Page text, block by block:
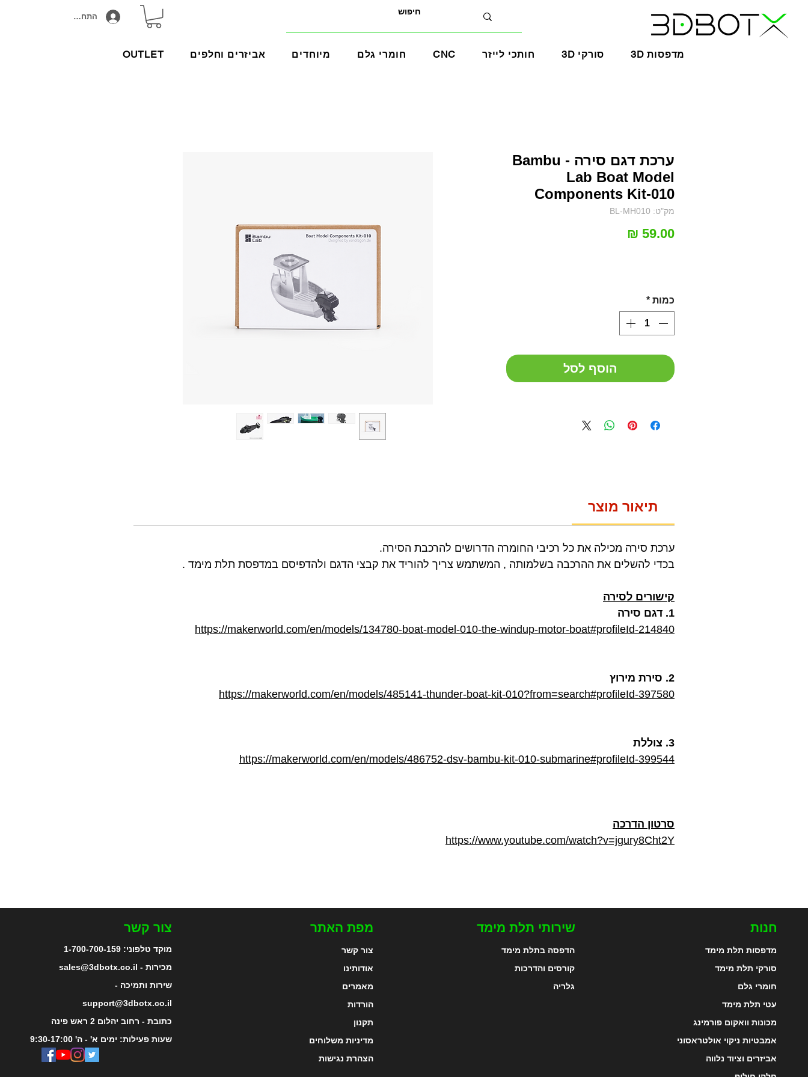
התחבר/הירשם
OUTLET אביזרים וחלפים מיוחדים חומרי גלם CNC חותכי לייזר 3D סורקי 3D מדפסות
ערכת דגם סירה - Bambu
Lab Boat Model
Components Kit-010
מק"ט: BL-MH010
כמות *
הוסף לסל
תיאור מוצר
ערכת סירה מכילה את כל רכיבי החומרה הדרושים להרכבת הסירה.
בכדי להשלים את ההרכבה בשלמותה , המשתמש צריך להוריד את קבצי הדגם ולהדפיסם במדפסת תלת מימד .
קישורים לסירה
1. דגם סירה
https://makerworld.com/en/models/134780-boat-model-010-the-windup-motor-boat#profileId-214840
2. סירת מירוץ
https://makerworld.com/en/models/485141-thunder-boat-kit-010?from=search#profileId-397580
3. צוללת
https://makerworld.com/en/models/486752-dsv-bambu-kit-010-submarine#profileId-399544
סרטון הדרכה
https://www.youtube.com/watch?v=jgury8Cht2Y
צור קשר
מוקד טלפוני:1-700-700-159
מכירות - sales@3dbotx.co.il
שירות ותמיכה -
support@3dbotx.co.il
כתובת - רחוב יהלום 2 ראש פינה
שעות פעילות: ימים א' - ה' 9:30-17:00
מפת האתר
צור קשר
אודותינו
מאמרים
הורדות
תקנון
מדיניות משלוחים
הצהרת נגישות
שירותי תלת מימד
הדפסה בתלת מימד
קורסים והדרכות
גלריה
חנות
מדפסות תלת מימד
סורקי תלת מימד
חומרי גלם
עטי תלת מימד
מכונות וואקום פורמינג
אמבטיות ניקוי אולטראסוני
אביזרים וציוד נלווה